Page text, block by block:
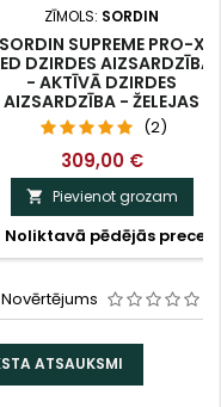
ZĪMOLS: SORDIN
SORDIN SUPREME PRO-X
DZIRDES AIZSARDZĪBA
- AKTĪVĀ DZIRDES
AIZSARDZĪBA - ŽELEJAS
SPILVENS, CAMO BAND &
CAMO CAPSULE 2023
MODE
(2)
309,00 €
 Pievienot grozam
Noliktavā pēdējās preces
Novērtējums
ATSAUKSMI